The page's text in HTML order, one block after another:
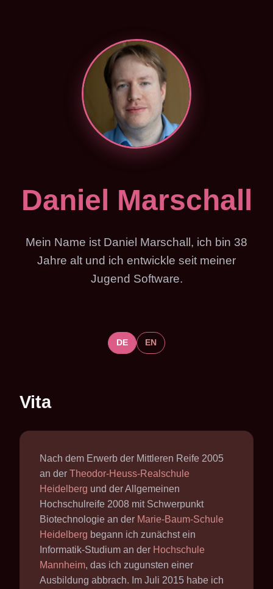
Daniel Marschall
Mein Name ist Daniel Marschall, ich bin 38
Jahre alt und ich entwickle seit meiner
Jugend Software.
DE EN
Vita
Nach dem Erwerb der Mittleren Reife 2005
an der Theodor-Heuss-Realschule
Heidelberg und der Allgemeinen
Hochschulreife 2008 mit Schwerpunkt
Biotechnologie an der Marie-Baum-Schule
Heidelberg begann ich zunächst ein
Informatik-Studium an der Hochschule
Mannheim, das ich zugunsten einer
Ausbildung abbrach. Im Juli 2015 habe ich